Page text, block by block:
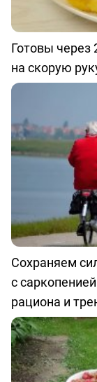
Готовы
на скорую
Сохраняем
с
рациона и